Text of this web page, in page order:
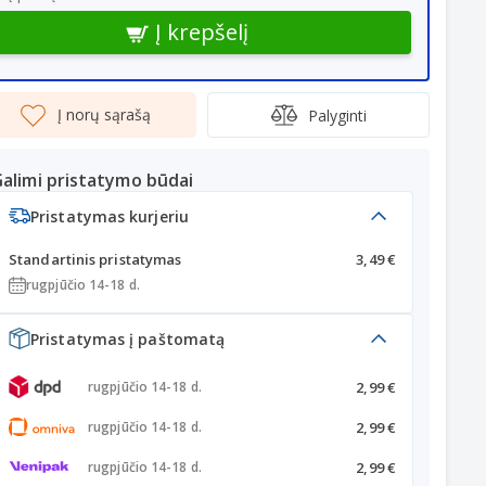
Į krepšelį
Į norų sąrašą Palyginti
pristatymo būdai
Pristatymas kurjeriu
Standartinis pristatymas 3,49 €
rugpjūčio 14-18 d.
Pristatymas į paštomatą
rugpjūčio 14-18 d. 2,99 €
rugpjūčio 14-18 d. 2,99 €
rugpjūčio 14-18 d. 2,99 €